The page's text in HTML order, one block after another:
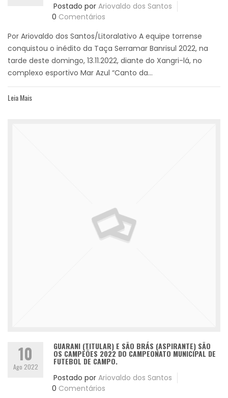
Postado por Ariovaldo dos Santos
0 Comentários
Por Ariovaldo dos Santos/Litoralativo A equipe torrense
conquistou o inédito da Taça Serramar Banrisul 2022, na
tarde deste domingo, 13.11.2022, diante do Xangri-lá, no
complexo esportivo Mar Azul “Canto da...
Leia Mais
10
Ago 2022
GUARANI (TITULAR) E SÃO BRÁS (ASPIRANTE) SÃO
OS CAMPEÕES 2022 DO CAMPEONATO MUNICIPAL DE
FUTEBOL DE CAMPO.
Postado por Ariovaldo dos Santos
0 Comentários